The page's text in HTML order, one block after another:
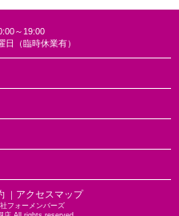
～19:00
日（臨時休業有）
｜ アクセスマップ
フォーメンバーズ